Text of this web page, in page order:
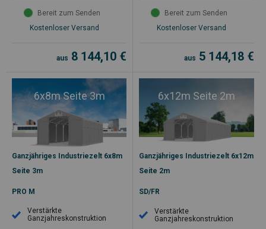
Bereit zum Senden
Kostenloser Versand
aus 8 144,10 €
Bereit zum Senden
Kostenloser Versand
aus 5 144,18 €
6x8m Seite 3m
Ganzjähriges Industriezelt 6x8m
Seite 3m
PRO M
Verstärkte
Ganzjahreskonstruktion
6x12m Seite 2m
Ganzjähriges Industriezelt 6x12m
Seite 2m
SD/FR
Verstärkte
Ganzjahreskonstruktion